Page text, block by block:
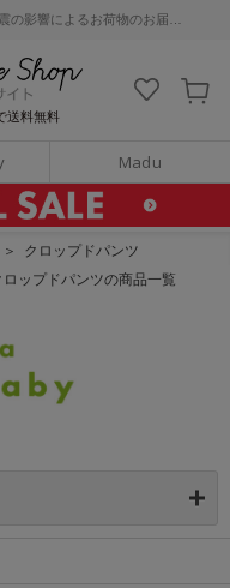
によるお荷物のお届けについて
送料無料
Madu
＞
クロップドパンツ
ップドパンツの商品一覧